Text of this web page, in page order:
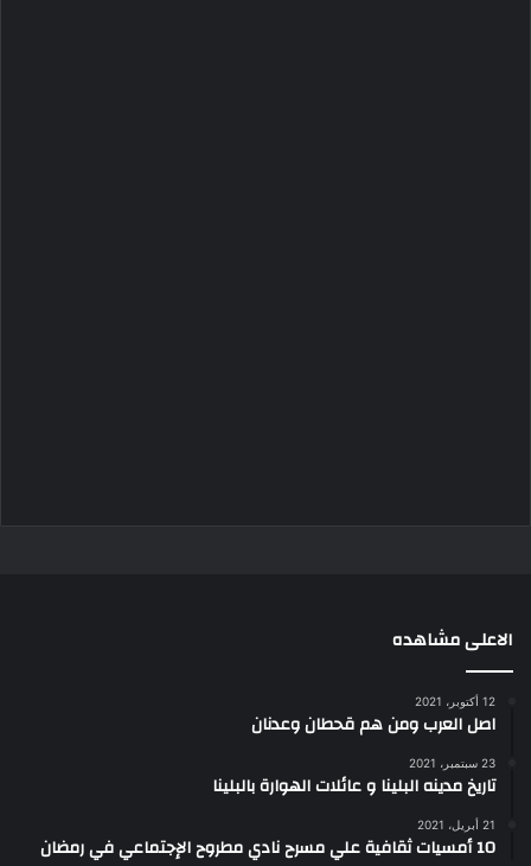
الاعلى مشاهده
12 أكتوبر، 2021
اصل العرب ومن هم قحطان وعدنان
23 سبتمبر، 2021
تاريخ مدينه البلينا و عائلات الهوارة بالبلينا
21 أبريل، 2021
10 أمسيات ثقافية علي مسرح نادي مطروح الإجتماعي في رمضان